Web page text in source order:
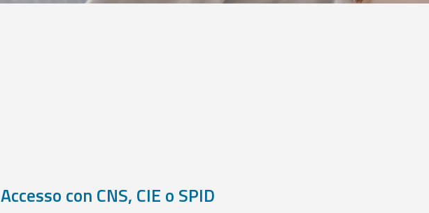
Accesso con CNS, CIE o SPID